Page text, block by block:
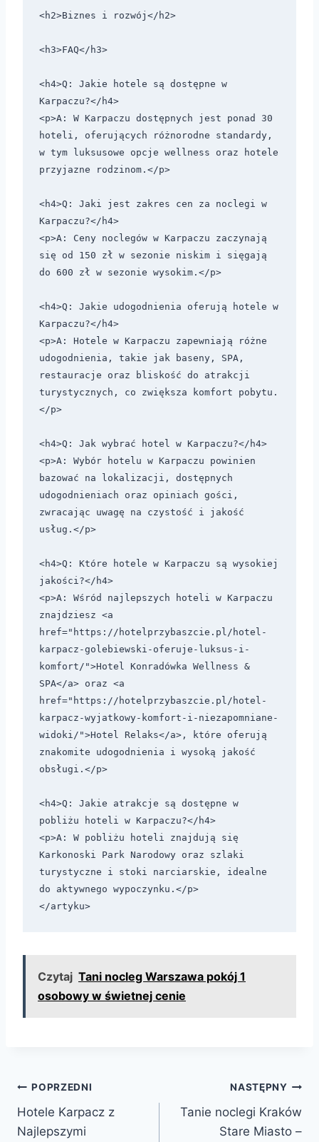
<h2>Biznes i rozwój</h2>
<h3>FAQ</h3>
<h4>Q: Jakie hotele są dostępne w
Karpaczu?</h4>
<p>A: W Karpaczu dostępnych jest ponad 30
hoteli, oferujących różnorodne standardy,
w tym luksusowe opcje wellness oraz hotele
przyjazne rodzinom.</p>
<h4>Q: Jaki jest zakres cen za noclegi w
Karpaczu?</h4>
<p>A: Ceny noclegów w Karpaczu zaczynają
się od 150 zł w sezonie niskim i sięgają
do 600 zł w sezonie wysokim.</p>
<h4>Q: Jakie udogodnienia oferują hotele w
Karpaczu?</h4>
<p>A: Hotele w Karpaczu zapewniają różne
udogodnienia, takie jak baseny, SPA,
restauracje oraz bliskość do atrakcji
turystycznych, co zwiększa komfort pobytu.
</p>
<h4>Q: Jak wybrać hotel w Karpaczu?</h4>
<p>A: Wybór hotelu w Karpaczu powinien
bazować na lokalizacji, dostępnych
udogodnieniach oraz opiniach gości,
zwracając uwagę na czystość i jakość
usług.</p>
<h4>Q: Które hotele w Karpaczu są wysokiej
jakości?</h4>
<p>A: Wśród najlepszych hoteli w Karpaczu
znajdziesz <a
href="https://hotelprzybaszcie.pl/hotel-
karpacz-golebiewski-oferuje-luksus-i-
komfort/">Hotel Konradówka Wellness &
SPA</a> oraz <a
href="https://hotelprzybaszcie.pl/hotel-
karpacz-wyjatkowy-komfort-i-niezapomniane-
widoki/">Hotel Relaks</a>, które oferują
znakomite udogodnienia i wysoką jakość
obsługi.</p>
<h4>Q: Jakie atrakcje są dostępne w
pobliżu hoteli w Karpaczu?</h4>
<p>A: W pobliżu hoteli znajdują się
Karkonoski Park Narodowy oraz szlaki
turystyczne i stoki narciarskie, idealne
do aktywnego wypoczynku.</p>
</artyku>
Czytaj Tani nocleg Warszawa pokój 1
osobowy w świetnej cenie
Nawigacja
wpisu
POPRZEDNI
Hotele Karpacz z
Najlepszymi
NASTĘPNY
Tanie noclegi Kraków
Stare Miasto –